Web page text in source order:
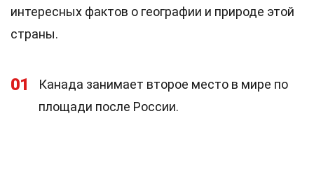
интересных фактов о географии и природе этой
страны.
01
Канада занимает второе место в мире по
площади после России.